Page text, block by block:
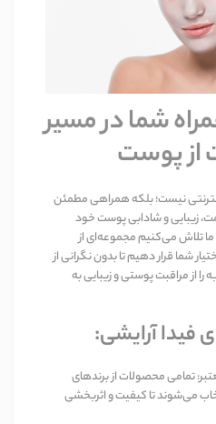
شما در مسیر
از پوست
نیست؛ بلکه همراهی مطمئن
زیبایی و شادابی پوست خود
ما تلاش می‌کنیم مجموعه‌ای از
شما قرار دهیم تا بدون نگرانی از
از مراقبت پوستی و زیبایی به
فیدا آرایشی:
:تمامی محصولات از برندهای
می‌شوند تا کیفیت و اثربخشی